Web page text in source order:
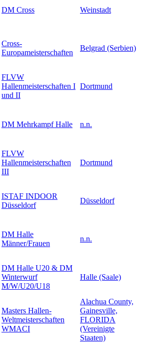
DM Cross Weinstadt
Cross-
Europameisterschaften
Belgrad (Serbien)
FLVW
Hallenmeisterschaften I
und II
Dortmund
DM Mehrkampf Halle n.n.
FLVW
Hallenmeisterschaften
III
Dortmund
ISTAF INDOOR
Düsseldorf
Düsseldorf
DM Halle
Männer/Frauen
n.n.
DM Halle U20 & DM
Winterwurf
M/W/U20/U18
Halle (Saale)
Masters Hallen-
Weltmeisterschaften
WMACI
Alachua County,
Gainesville,
FLORIDA
(Vereinigte
Staaten)